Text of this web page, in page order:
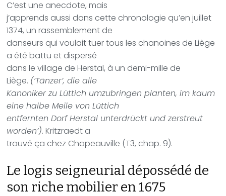
C’est une anecdote, mais
j’apprends aussi dans cette chronologie qu’en juillet
1374, un rassemblement de
danseurs qui voulait tuer tous les chanoines de Liège
a été battu et dispersé
dans le village de Herstal, à un demi-mille de
Liège. (‘Tänzer’, die alle
Kanoniker zu Lüttich umzubringen planten, im kaum
eine halbe Meile von Lüttich
entfernten Dorf Herstal unterdrückt und zerstreut
worden’). Kritzraedt a
trouvé ça chez Chapeauville (T3, chap. 9).
Le logis seigneurial dépossédé de
son riche mobilier en 1675